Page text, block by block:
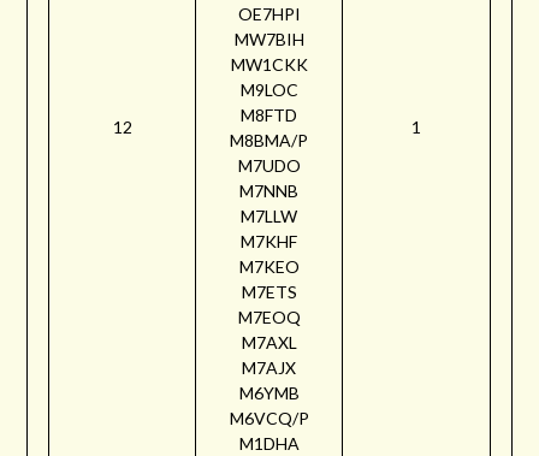
12
OE7HPI
MW7BIH
MW1CKK
M9LOC
M8FTD
M8BMA/P
M7UDO
M7NNB
M7LLW
M7KHF
M7KEO
M7ETS
M7EOQ
M7AXL
M7AJX
M6YMB
M6VCQ/P
M1DHA
1